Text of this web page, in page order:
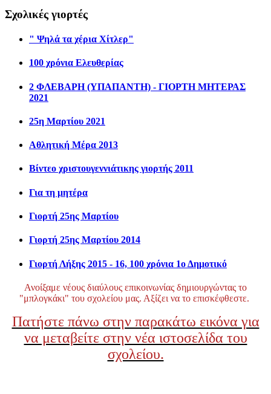
Σχολικές γιορτές
" Ψηλά τα χέρια Χίτλερ"
100 χρόνια Ελευθερίας
2 ΦΛΕΒΑΡΗ (ΥΠΑΠΑΝΤΗ) - ΓΙΟΡΤΗ ΜΗΤΕΡΑΣ
2021
25η Μαρτίου 2021
Αθλητική Μέρα 2013
Βίντεο χριστουγεννιάτικης γιορτής 2011
Για τη μητέρα
Γιορτή 25ης Μαρτίου
Γιορτή 25ης Μαρτίου 2014
Γιορτή Λήξης 2015 - 16, 100 χρόνια 1ο Δημοτικό
Ανοίξαμε νέους διαύλους επικοινωνίας δημιουργώντας το
"μπλογκάκι" του σχολείου μας. Αξίζει να το επισκέφθεστε.
Πατήστε πάνω στην παρακάτω εικόνα για
να μεταβείτε στην νέα ιστοσελίδα του
σχολείου.